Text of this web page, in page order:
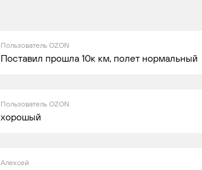
Пользователь OZON
Поставил прошла 10к км, полет нормальный
Пользователь OZON
хорошый
Алексей